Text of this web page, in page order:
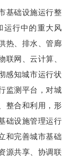
基础设施运行整
运行中的重大风
热、排水、管廊
联网、云计算、
感知城市运行状
监测平台，对城
整合和利用，形
础设施管理运行
和完善城市基础
源共享、协调联